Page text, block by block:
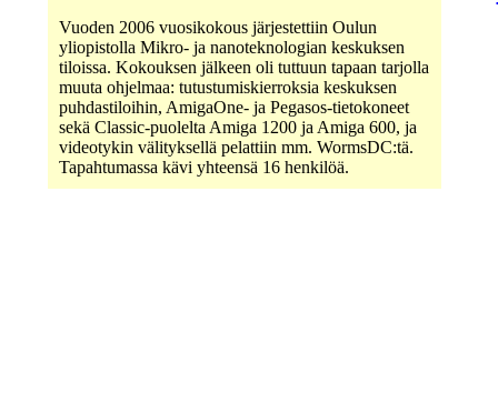
Vuoden 2006 vuosikokous järjestettiin Oulun
yliopistolla Mikro- ja nanoteknologian keskuksen
tiloissa. Kokouksen jälkeen oli tuttuun tapaan tarjolla
muuta ohjelmaa: tutustumiskierroksia keskuksen
puhdastiloihin, AmigaOne- ja Pegasos-tietokoneet
sekä Classic-puolelta Amiga 1200 ja Amiga 600, ja
videotykin välityksellä pelattiin mm. WormsDC:tä.
Tapahtumassa kävi yhteensä 16 henkilöä.